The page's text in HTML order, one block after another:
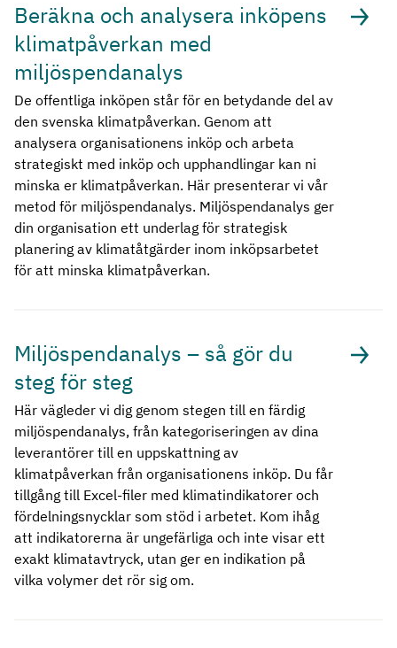
Beräkna och analysera inköpens
klimatpåverkan med
miljöspendanalys
De offentliga inköpen står för en betydande del av
den svenska klimatpåverkan. Genom att
analysera organisationens inköp och arbeta
strategiskt med inköp och upphandlingar kan ni
minska er klimatpåverkan. Här presenterar vi vår
metod för miljöspendanalys. Miljöspendanalys ger
din organisation ett underlag för strategisk
planering av klimatåtgärder inom inköpsarbetet
för att minska klimatpåverkan.
Miljöspendanalys – så gör du
steg för steg
Här vägleder vi dig genom stegen till en färdig
miljöspendanalys, från kategoriseringen av dina
leverantörer till en uppskattning av
klimatpåverkan från organisationens inköp. Du får
tillgång till Excel-filer med klimatindikatorer och
fördelningsnycklar som stöd i arbetet. Kom ihåg
att indikatorerna är ungefärliga och inte visar ett
exakt klimatavtryck, utan ger en indikation på
vilka volymer det rör sig om.